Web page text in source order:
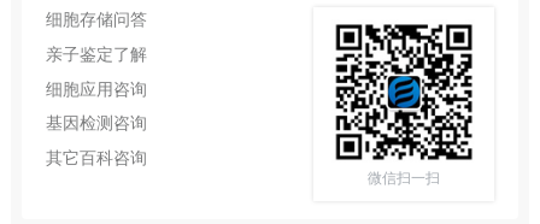
细胞存储问答
亲子鉴定了解
细胞应用咨询
基因检测咨询
其它百科咨询
微信扫一扫